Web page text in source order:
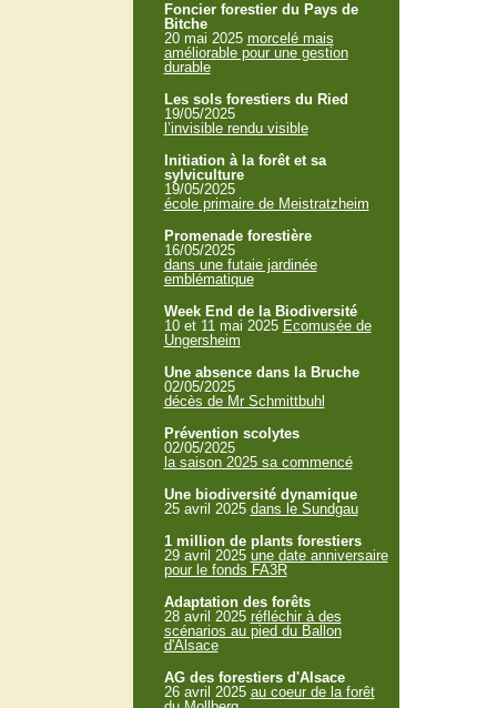
Foncier forestier du Pays de
Bitche
20 mai 2025 morcelé mais
améliorable pour une gestion
durable
Les sols forestiers du Ried
19/05/2025
l’invisible rendu visible
Initiation à la forêt et sa
sylviculture
19/05/2025
école primaire de Meistratzheim
Promenade forestière
16/05/2025
dans une futaie jardinée
emblématique
Week End de la Biodiversité
10 et 11 mai 2025 Ecomusée de
Ungersheim
Une absence dans la Bruche
02/05/2025
décès de Mr Schmittbuhl
Prévention scolytes
02/05/2025
la saison 2025 sa commencé
Une biodiversité dynamique
25 avril 2025 dans le Sundgau
1 million de plants forestiers
29 avril 2025 une date anniversaire
pour le fonds FA3R
Adaptation des forêts
28 avril 2025 réfléchir à des
scénarios au pied du Ballon
d'Alsace
AG des forestiers d'Alsace
26 avril 2025 au coeur de la forêt